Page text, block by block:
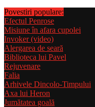
Povestiri populare:
Efectul Penrose
Misiune în afara cupolei
Invoker (video)
Alergarea de seară
Biblioteca lui Pavel
Rejuvenare
Falia
Arhivele Dincolo-Timpului
Axa lui Heron
Jumătatea goală